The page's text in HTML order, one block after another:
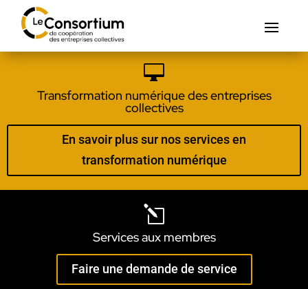

Transformation numérique des entreprises
collectives
En savoir plus sur nos services en
transformation numérique
l
Services aux membres
Faire une demande de service